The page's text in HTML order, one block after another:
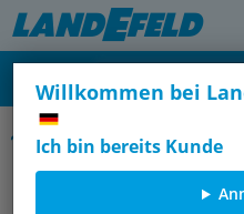
Willkommen bei
Ich bin bereits Kunde
Öl-Wasser-Trenner für
Ersatzfilter